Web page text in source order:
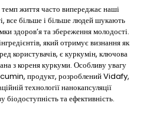
темп життя часто випереджає наші
все більше і більше людей шукають
здоров’я та збереження молодості.
який отримує визнання як
користувачів, є куркумін, ключова
з кореня куркуми. Особливу увагу
продукт, розроблений Vidafy,
технології нанокапсуляції
біодоступність та ефективність.